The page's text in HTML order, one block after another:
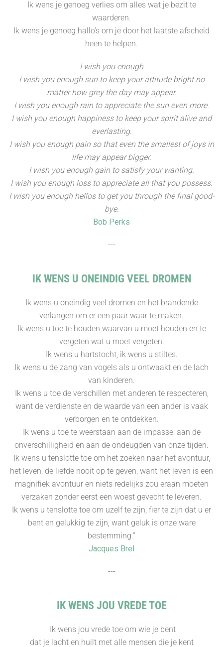
Ik wens je genoeg verlies om alles wat je bezit te
waarderen.
Ik wens je genoeg hallo’s om je door het laatste afscheid
heen te helpen.
I wish you enough
I wish you enough sun to keep your attitude bright no
matter how grey the day may appear.
I wish you enough rain to appreciate the sun even more.
I wish you enough happiness to keep your spirit alive and
everlasting.
I wish you enough pain so that even the smallest of joys in
life may appear bigger.
I wish you enough gain to satisfy your wanting.
I wish you enough loss to appreciate all that you possess.
I wish you enough hellos to get you through the final good-
bye.
Bob Perks
---
IK WENS U ONEINDIG VEEL DROMEN
Ik wens u oneindig veel dromen en het brandende
verlangen om er een paar waar te maken.
Ik wens u toe te houden waarvan u moet houden en te
vergeten wat u moet vergeten.
Ik wens u hartstocht, ik wens u stiltes.
Ik wens u de zang van vogels als u ontwaakt en de lach
van kinderen.
Ik wens u toe de verschillen met anderen te respecteren,
want de verdienste en de waarde van een ander is vaak
verborgen en te ontdekken.
Ik wens u toe te weerstaan aan de impasse, aan de
onverschilligheid en aan de ondeugden van onze tijden.
Ik wens u tenslotte toe om het zoeken naar het avontuur,
het leven, de liefde nooit op te geven, want het leven is een
magnifiek avontuur en niets redelijks zou eraan moeten
verzaken zonder eerst een woest gevecht te leveren.
Ik wens u tenslotte toe om uzelf te zijn, fier te zijn dat u er
bent en gelukkig te zijn, want geluk is onze ware
bestemming.”
Jacques Brel
---
IK WENS JOU VREDE TOE
Ik wens jou vrede toe om wie je bent
dat je lacht en huilt met alle mensen die je kent